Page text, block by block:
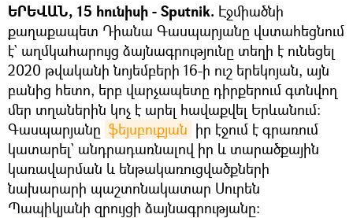
ԵՐԵՎԱՆ, 15 հունիսի - Sputnik. Էջմիածնի
քաղաքապետ Դիանա Գասպարյանը վստահեցնում
է` աղմկահարույց ձայնագրությունը տեղի է ունեցել
2020 թվականի նոյեմբերի 16-ի ուշ երեկոյան, այն
բանից հետո, երբ վարչապետը դիրքերում գտնվող
մեր տղաներին կոչ է արել հավաքվել Երևանում:
Գասպարյանը ֆեյսբուքյան իր էջում է գրառում
կատարել` անդրադառնալով իր և տարածքային
կառավարման և ենթակառուցվածքների
նախարարի պաշտոնակատար Սուրեն
Պապիկյանի զրույցի ձայնագրությանը։